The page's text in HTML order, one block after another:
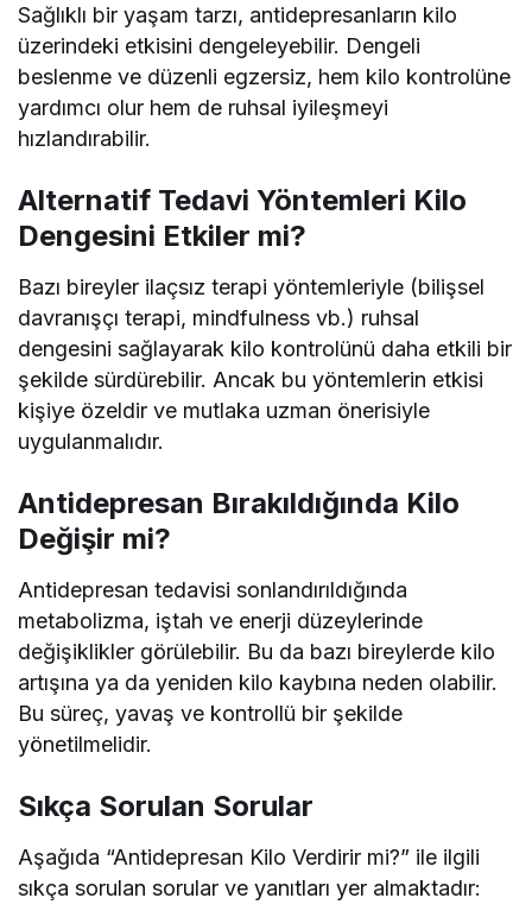
Sağlıklı bir yaşam tarzı, antidepresanların kilo
üzerindeki etkisini dengeleyebilir. Dengeli
beslenme ve düzenli egzersiz, hem kilo kontrolüne
yardımcı olur hem de ruhsal iyileşmeyi
hızlandırabilir.
Alternatif Tedavi Yöntemleri Kilo
Dengesini Etkiler mi?
Bazı bireyler ilaçsız terapi yöntemleriyle (bilişsel
davranışçı terapi, mindfulness vb.) ruhsal
dengesini sağlayarak kilo kontrolünü daha etkili bir
şekilde sürdürebilir. Ancak bu yöntemlerin etkisi
kişiye özeldir ve mutlaka uzman önerisiyle
uygulanmalıdır.
Antidepresan Bırakıldığında Kilo
Değişir mi?
Antidepresan tedavisi sonlandırıldığında
metabolizma, iştah ve enerji düzeylerinde
değişiklikler görülebilir. Bu da bazı bireylerde kilo
artışına ya da yeniden kilo kaybına neden olabilir.
Bu süreç, yavaş ve kontrollü bir şekilde
yönetilmelidir.
Sıkça Sorulan Sorular
Aşağıda “Antidepresan Kilo Verdirir mi?” ile ilgili
sıkça sorulan sorular ve yanıtları yer almaktadır: